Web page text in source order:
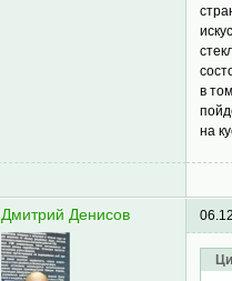
в
на
Дмитрий Денисов